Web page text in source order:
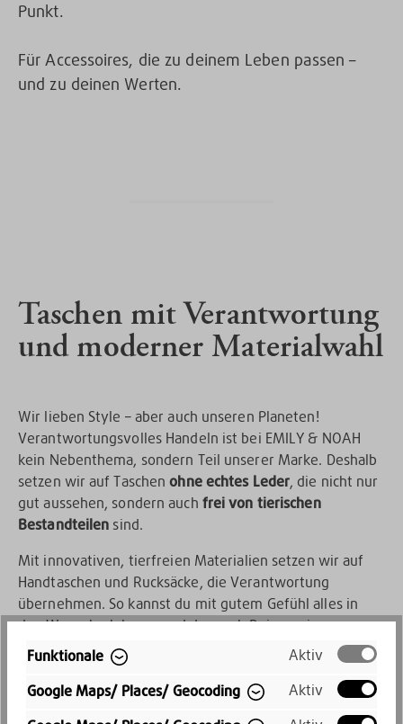
Punkt.
Für Accessoires, die zu deinem Leben passen –
und zu deinen Werten.
Taschen mit Verantwortung
und moderner Materialwahl
Wir lieben Style – aber auch unseren Planeten!
Verantwortungsvolles Handeln ist bei EMILY & NOAH
kein Nebenthema, sondern Teil unserer Marke. Deshalb
setzen wir auf Taschenohne echtes Leder, die nicht nur
gut aussehen, sondern auch frei von tierischen
Bestandteilen sind.
Mit innovativen, tierfreien Materialien setzen wir auf
Handtaschen und Rucksäcke, die Verantwortung
übernehmen. So kannst du mit gutem Gefühl alles in
den Warenkorb legen und dennoch Deinen eigenen
Style mit unseren Produkten voll ausleben. Stylisch und
mit zeitgemäßer Materialphilosophie? Yes, we can!
Funktionale
Aktiv
Google Maps/ Places/ Geocoding
Aktiv